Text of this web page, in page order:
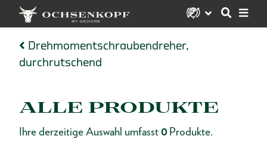
Drehmomentschraubendreher,
durchrutschend
ALLE PRODUKTE
Ihre derzeitige Auswahl umfasst 0 Produkte.